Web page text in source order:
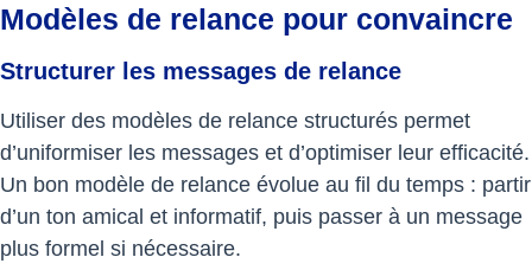
Modèles de relance pour convaincre
Structurer les messages de relance
Utiliser des modèles de relance structurés permet
d’uniformiser les messages et d’optimiser leur efficacité.
Un bon modèle de relance évolue au fil du temps : partir
d’un ton amical et informatif, puis passer à un message
plus formel si nécessaire.